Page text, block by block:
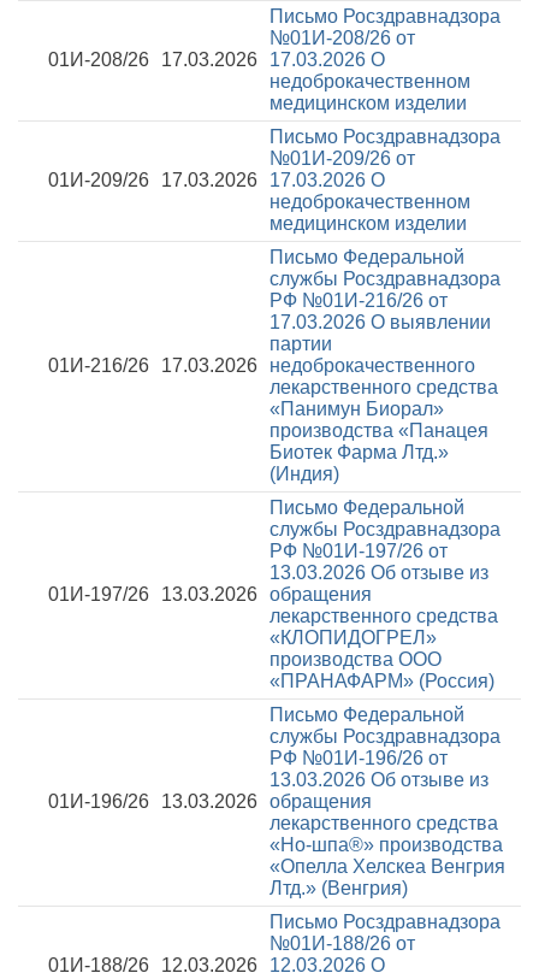
01И-208/26 17.03.2026
Письмо Росздравнадзора
№01И-208/26 от
17.03.2026 О
недоброкачественном
медицинском изделии
01И-209/26 17.03.2026
Письмо Росздравнадзора
№01И-209/26 от
17.03.2026 О
недоброкачественном
медицинском изделии
01И-216/26 17.03.2026
Письмо Федеральной
службы Росздравнадзора
РФ №01И-216/26 от
17.03.2026 О выявлении
партии
недоброкачественного
лекарственного средства
«Панимун Биорал»
производства «Панацея
Биотек Фарма Лтд.»
(Индия)
01И-197/26 13.03.2026
Письмо Федеральной
службы Росздравнадзора
РФ №01И-197/26 от
13.03.2026 Об отзыве из
обращения
лекарственного средства
«КЛОПИДОГРЕЛ»
производства ООО
«ПРАНАФАРМ» (Россия)
01И-196/26 13.03.2026
Письмо Федеральной
службы Росздравнадзора
РФ №01И-196/26 от
13.03.2026 Об отзыве из
обращения
лекарственного средства
«Но-шпа®» производства
«Опелла Хелскеа Венгрия
Лтд.» (Венгрия)
01И-188/26 12.03.2026
Письмо Росздравнадзора
№01И-188/26 от
12.03.2026 О